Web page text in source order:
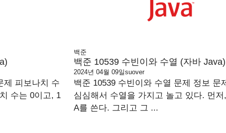
제 피보나치 수
수는 0이고, 1
백준
백준 10539 수빈이와 수열 (자바 Java)
2024년 04월 09일suover
백준 10539 수빈이와 수열 문제 정보 문
심심해서 수열을 가지고 놀고 있다. 먼저
A를 쓴다. 그리고 그 ...